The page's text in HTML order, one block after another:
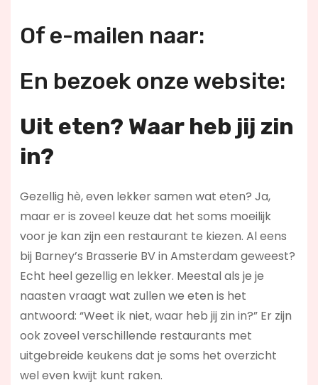
Of e-mailen naar:
En bezoek onze website:
Uit eten? Waar heb jij zin
in?
Gezellig hè, even lekker samen wat eten? Ja,
maar er is zoveel keuze dat het soms moeilijk
voor je kan zijn een restaurant te kiezen. Al eens
bij Barney’s Brasserie BV in Amsterdam geweest?
Echt heel gezellig en lekker. Meestal als je je
naasten vraagt wat zullen we eten is het
antwoord: “Weet ik niet, waar heb jij zin in?” Er zijn
ook zoveel verschillende restaurants met
uitgebreide keukens dat je soms het overzicht
wel even kwijt kunt raken.